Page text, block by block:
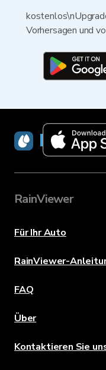
Vorhersagen und
RainViewer
Für Ihr Auto
RainViewer-
FAQ
Über
Kontaktieren Sie